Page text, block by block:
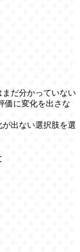
だ分かっていない
価に変化を出さな
出ない選択肢を選